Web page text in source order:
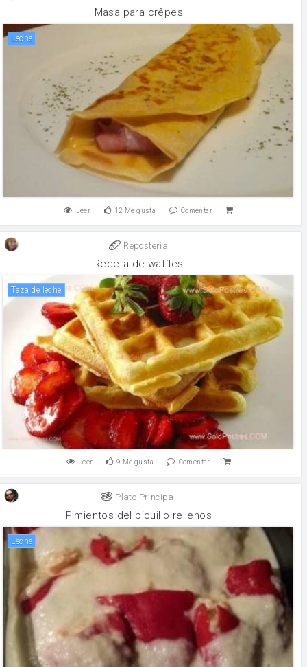
Masa para crêpes
leche
Leer 12 Me gusta Comentar
Reposteria
Receta de waffles
taza de leche
Leer 9 Me gusta Comentar
Plato Principal
Pimientos del piquillo rellenos
leche